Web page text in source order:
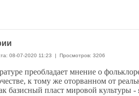
08-07-2020 11:23 | Просмотров: 3206
преобладает мнение о
к тому же оторванном от
базисный пласт мировой культуры -